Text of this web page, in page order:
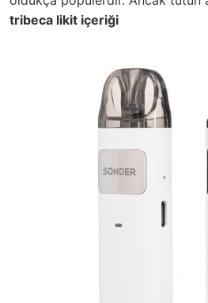
tribeca likit içeriği